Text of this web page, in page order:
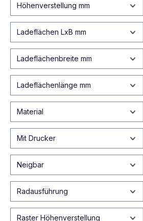
Höhenverstellung mm
Ladeflächen LxB mm
Ladeflächenbreite mm
Ladeflächenlänge mm
Material
Mit Drucker
Neigbar
Radausführung
Raster Höhenverstellung